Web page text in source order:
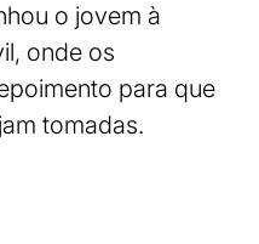
o jovem à
onde os
para que
tomadas.